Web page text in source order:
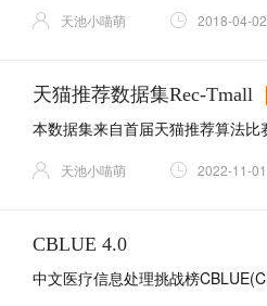
天池小喵萌 2018-04-02
天猫推荐数据集Rec-Tmall
天池小喵萌 2022-11-01
CBLUE 4.0